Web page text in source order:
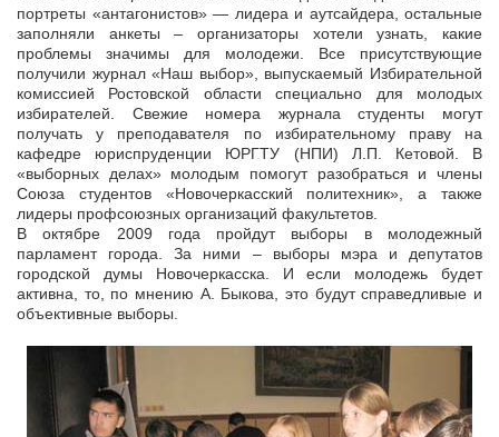
портреты «антагонистов» — лидера и аутсайдера, остальные
заполняли анкеты – организаторы хотели узнать, какие
проблемы значимы для молодежи. Все присутствующие
получили журнал «Наш выбор», выпускаемый Избирательной
комиссией Ростовской области специально для молодых
избирателей. Свежие номера журнала студенты могут
получать у преподавателя по избирательному праву на
кафедре юриспруденции ЮРГТУ (НПИ) Л.П. Кетовой. В
«выборных делах» молодым помогут разобраться и члены
Союза студентов «Новочеркасский политехник», а также
лидеры профсоюзных организаций факультетов.
В октябре 2009 года пройдут выборы в молодежный
парламент города. За ними – выборы мэра и депутатов
городской думы Новочеркасска. И если молодежь будет
активна, то, по мнению А. Быкова, это будут справедливые и
объективные выборы.